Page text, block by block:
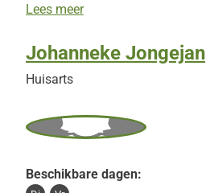
Lees meerS
o
a
r
Johanneke Jongejan
Huisarts
Beschikbare dagen: